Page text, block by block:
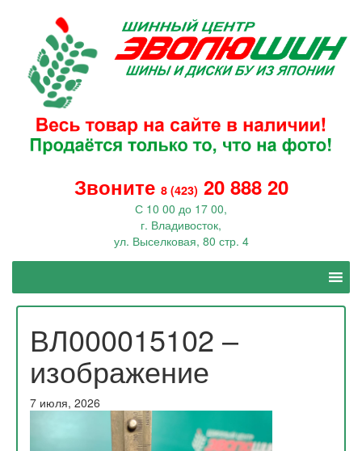
Звоните 8 (423) 20 888 20
С 10 00 до 17 00,
г. Владивосток,
ул. Выселковая, 80 стр. 4
ВЛ000015102 –
изображение
7 июля, 2026